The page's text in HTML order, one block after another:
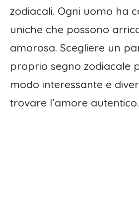
zodiacali. Ogni uomo ha
uniche che possono
amorosa. Scegliere un
proprio segno zodiacale
modo interessante e
trovare l’amore autentico.